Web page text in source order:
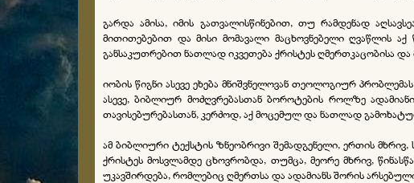
გარდა ამისა, იმის გათვალისწინებით, თუ რამდენად
მითითებებით და მისი მომავალი მაცხოვნებელი ღვაწლის
განსაკუთრებით ნათლად იკვეთება ქრისტეს ღმერთკაცობისა
იობის წიგნი ასევე ეხება მნიშვნელოვან თეოლოგიურ
ასევე, ბიბლიურ მოძღვრებასთან ბოროტების როლზე
თავისებურებასთან, კერძოდ, აქ მოცემულ და ნათლად
ამ ბიბლიური ტექსტის ზნეობრივი შემადგენელი, ერთის
ქრისტეს მოსვლამდე ცხოვრობდა, თუმცა, მეორე მხრივ,
უკავშირდება, რომლებიც ღმერთსა და ადამიანს შორის